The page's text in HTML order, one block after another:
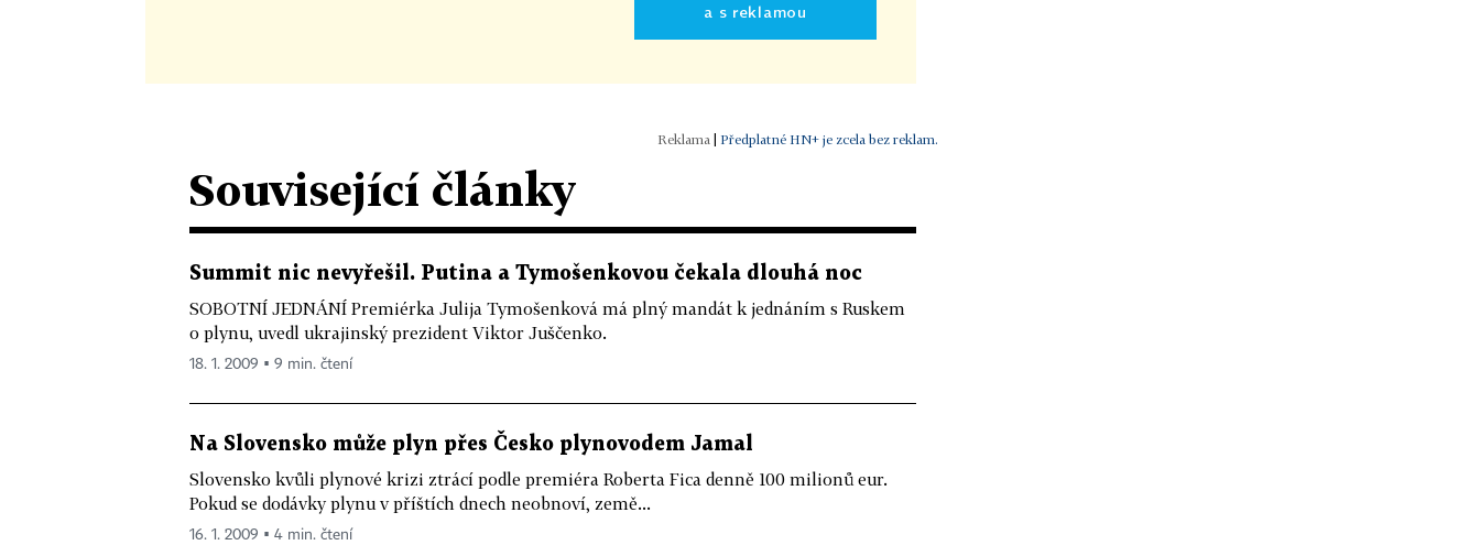
a s reklamou
Předplatné HN+ je zcela bez reklam.
Související články
Summit nic nevyřešil. Putina a Tymošenkovou čekala dlouhá noc
SOBOTNÍ JEDNÁNÍ Premiérka Julija Tymošenková má plný mandát k jednáním s Ruskem
o plynu, uvedl ukrajinský prezident Viktor Juščenko.
18. 1. 2009 ▪ 9 min. čtení
Na Slovensko může plyn přes Česko plynovodem Jamal
Slovensko kvůli plynové krizi ztrácí podle premiéra Roberta Fica denně 100 milionů eur.
Pokud se dodávky plynu v příštích dnech neobnoví, země...
16. 1. 2009 ▪ 4 min. čtení